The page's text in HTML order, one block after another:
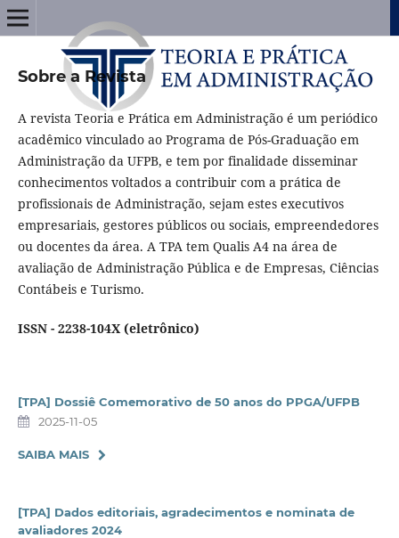
Sobre a Revista
A revista Teoria e Prática em Administração é um periódico
acadêmico vinculado ao Programa de Pós-Graduação em
Administração da UFPB, e tem por finalidade disseminar
conhecimentos voltados a contribuir com a prática de
profissionais de Administração, sejam estes executivos
empresariais, gestores públicos ou sociais, empreendedores
ou docentes da área. A TPA tem Qualis A4 na área de
avaliação de Administração Pública e de Empresas, Ciências
Contábeis e Turismo.
ISSN - 2238-104X (eletrônico)
[TPA] Dossiê Comemorativo de 50 anos do PPGA/UFPB
2025-11-05
SAIBA MAIS
[TPA] Dados editoriais, agradecimentos e nominata de
avaliadores 2024